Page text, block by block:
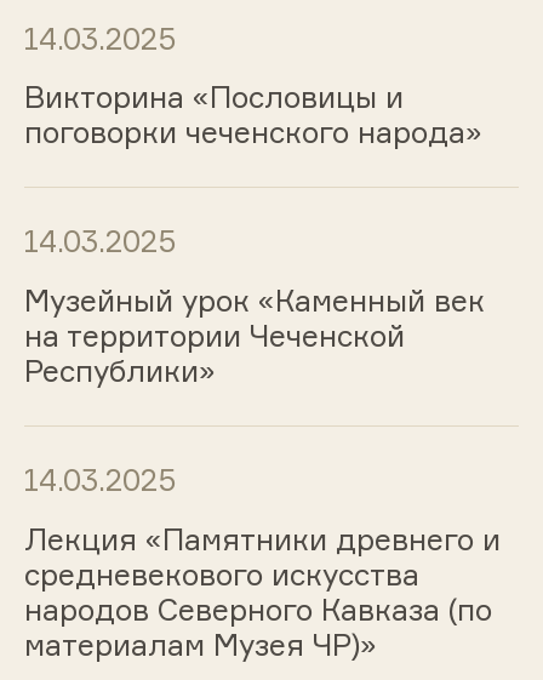
14.03.2025
Викторина «Пословицы и
поговорки чеченского народа»
14.03.2025
Музейный урок «Каменный век
на территории Чеченской
Республики»
14.03.2025
Лекция «Памятники древнего и
средневекового искусства
народов Северного Кавказа (по
материалам Музея ЧР)»